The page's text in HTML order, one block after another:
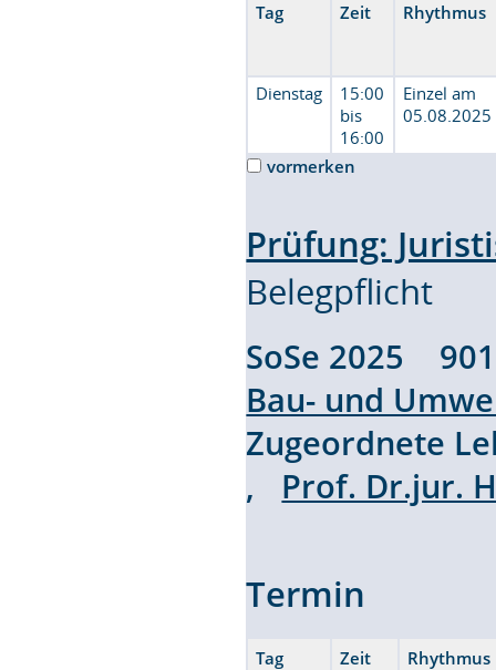
Tag Zeit Rhythmus
Dienstag
15:00
bis
16:00
Einzel am
05.08.2025
vormerken
Prüfung:
Belegpflicht
SoSe 2025
Bau- und
Zugeordnete
, Prof. Dr.jur.
Termin
Tag Zeit Rhythmus